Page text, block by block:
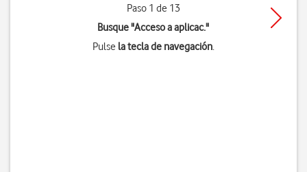
Paso 1 de 13
Busque "Acceso a aplicac."
Pulse la tecla de navegación.